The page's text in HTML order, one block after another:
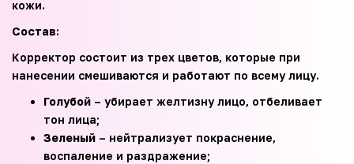
кожи.
Состав:
Корректор состоит из трех цветов, которые при
нанесении смешиваются и работают по всему лицу.
Голубой – убирает желтизну лицо, отбеливает
тон лица;
Зеленый – нейтрализует покраснение,
воспаление и раздражение;